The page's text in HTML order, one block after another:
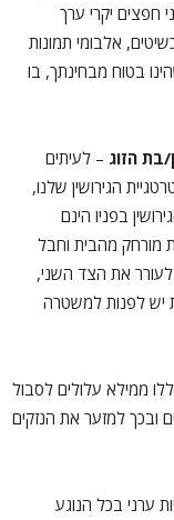
יקרי ערך
אלבומי תמונות
בטוח מבחינתך, בו
בת הזוג – לעיתים
הגירושין שלנו,
בפניו הינם
מורחק מהבית וחבל
את הצד השני,
יש לפנות למשטרה
ממילא עלולים לסבול
ובכך למזער את הנזקים
ערני בכל הנוגע